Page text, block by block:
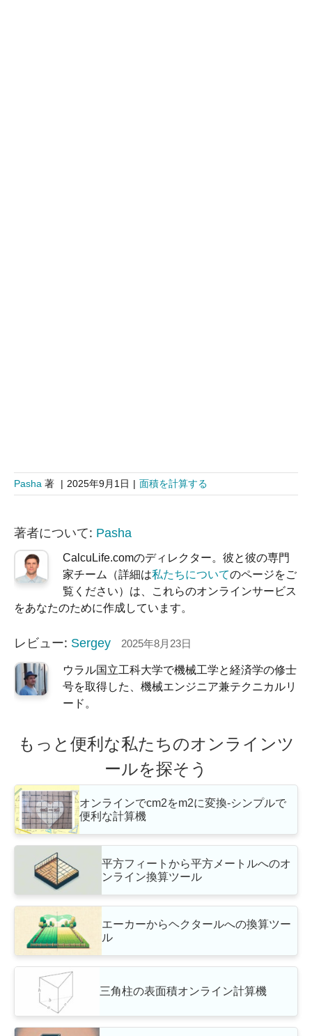
Pasha 著 | 2025年9月1日 | 面積を計算する
著者について: Pasha
CalcuLife.comのディレクター。彼と彼の専門
家チーム（詳細は私たちについてのページをご
覧ください）は、これらのオンラインサービス
をあなたのために作成しています。
レビュー: Sergey 2025年8月23日
ウラル国立工科大学で機械工学と経済学の修士
号を取得した、機械エンジニア兼テクニカルリ
ード。
もっと便利な私たちのオンラインツ
ールを探そう
オンラインでcm2をm2に変換-シンプルで
便利な計算機
平方フィートから平方メートルへのオ
ンライン換算ツール
エーカーからヘクタールへの換算ツー
ル
三角柱の表面積オンライン計算機